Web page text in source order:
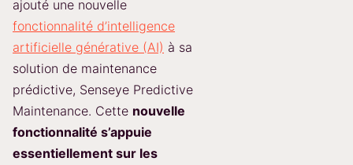
ajouté une nouvelle
fonctionnalité d’intelligence
artificielle générative (AI) à sa
solution de maintenance
prédictive, Senseye Predictive
Maintenance. Cette nouvelle
fonctionnalité s’appuie
essentiellement sur les